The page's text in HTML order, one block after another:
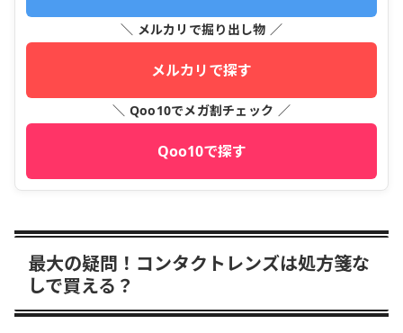
＼ メルカリで掘り出し物 ／
メルカリで探す
＼ Qoo10でメガ割チェック ／
Qoo10で探す
最大の疑問！コンタクトレンズは処方箋な
しで買える？